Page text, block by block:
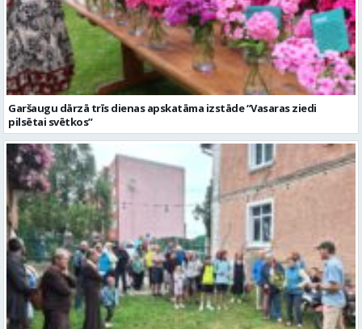
Garšaugu dārzā trīs dienas apskatāma izstāde “Vasaras ziedi
pilsētai svētkos”
Valmieras dzimšanas diena sākas ar Krāču kakta svētkiem